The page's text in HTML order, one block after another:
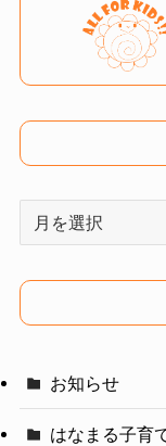
イ
ブ
お知らせ
はなまる子育